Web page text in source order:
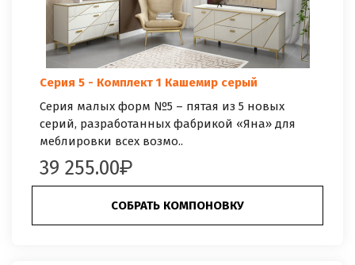
Серия 5 - Комплект 1 Кашемир серый
Серия малых форм №5 – пятая из 5 новых
серий, разработанных фабрикой «Яна» для
меблировки всех возмо..
39 255.00
СОБРАТЬ КОМПОНОВКУ